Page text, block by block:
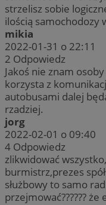
strzelisz sobie
ilością samochodozy
mikia
2022-01-31 o 22:11
2 Odpowiedz
Jakoś nie znam
korzysta z
autobusami dalej
rzadziej.
jorg
2022-02-01 o 09:40
4 Odpowiedz
zlikwidować
burmistrz,prezes
służbowy to samo
przejmować??????